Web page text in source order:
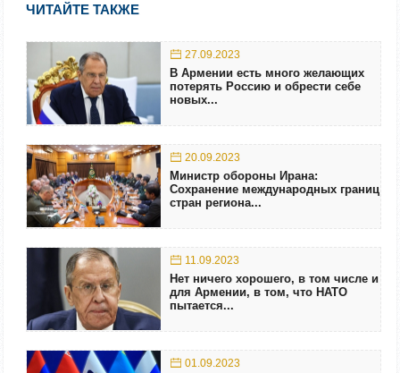
ЧИТАЙТЕ ТАКЖЕ
27.09.2023
В Армении есть много желающих
потерять Россию и обрести себе
новых...
20.09.2023
Министр обороны Ирана:
Сохранение международных границ
стран региона...
11.09.2023
Нет ничего хорошего, в том числе и
для Армении, в том, что НАТО
пытается...
01.09.2023